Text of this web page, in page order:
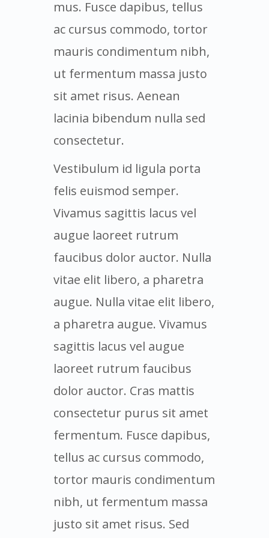
mus. Fusce dapibus, tellus
ac cursus commodo, tortor
mauris condimentum nibh,
ut fermentum massa justo
sit amet risus. Aenean
lacinia bibendum nulla sed
consectetur.
Vestibulum id ligula porta
felis euismod semper.
Vivamus sagittis lacus vel
augue laoreet rutrum
faucibus dolor auctor. Nulla
vitae elit libero, a pharetra
augue. Nulla vitae elit libero,
a pharetra augue. Vivamus
sagittis lacus vel augue
laoreet rutrum faucibus
dolor auctor. Cras mattis
consectetur purus sit amet
fermentum. Fusce dapibus,
tellus ac cursus commodo,
tortor mauris condimentum
nibh, ut fermentum massa
justo sit amet risus. Sed